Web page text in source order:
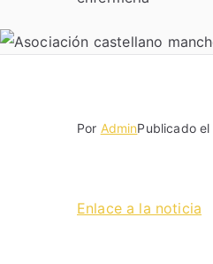
Por AdminPublicado el
Enlace a la noticia